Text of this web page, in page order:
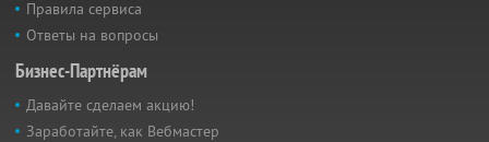
Правила сервиса
Ответы на вопросы
Бизнес-Партнёрам
Давайте сделаем акцию!
Заработайте, как Вебмастер